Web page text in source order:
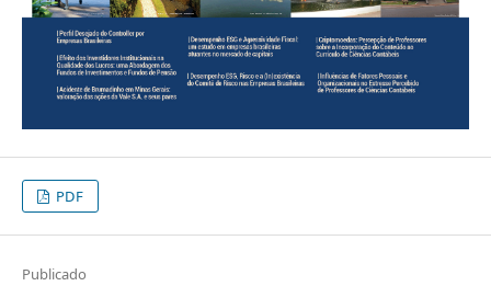
PDF
Publicado